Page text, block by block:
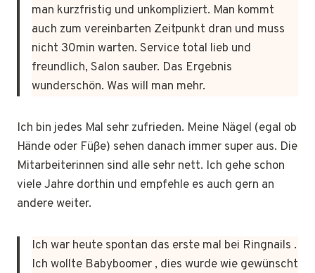
man kurzfristig und unkompliziert. Man kommt
auch zum vereinbarten Zeitpunkt dran und muss
nicht 30min warten. Service total lieb und
freundlich, Salon sauber. Das Ergebnis
wunderschön. Was will man mehr.
Ich bin jedes Mal sehr zufrieden. Meine Nägel (egal ob
Hände oder Füße) sehen danach immer super aus. Die
Mitarbeiterinnen sind alle sehr nett. Ich gehe schon
viele Jahre dorthin und empfehle es auch gern an
andere weiter.
Ich war heute spontan das erste mal bei Ringnails .
Ich wollte Babyboomer , dies wurde wie gewünscht